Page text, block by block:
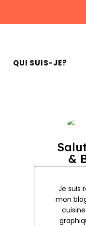
QUI SUIS-JE?
&
Je suis
mon